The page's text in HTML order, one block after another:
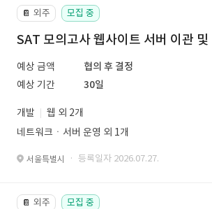
📔 외주 모집 중
SAT 모의고사 웹사이트 서버 이관 및
예상 금액
협의 후 결정
예상 기간
30일
개발
웹 외 2개
네트워크ㆍ서버 운영 외 1개
서울특별시 · 등록일자 2026.07.27.
📔 외주 모집 중